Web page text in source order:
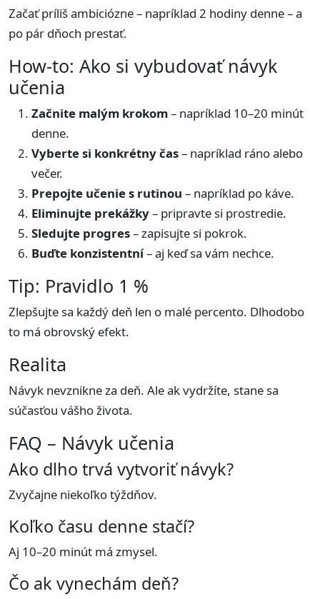
Začať príliš ambiciózne – napríklad 2 hodiny denne – a
po pár dňoch prestať.
How-to: Ako si vybudovať návyk
učenia
Začnite malým krokom– napríklad 10–20 minút
denne.
Vyberte si konkrétny čas– napríklad ráno alebo
večer.
Prepojte učenie s rutinou – napríklad po káve.
Eliminujte prekážky– pripravte si prostredie.
Sledujte progres– zapisujte si pokrok.
Buďte konzistentní– aj keď sa vám nechce.
Tip: Pravidlo 1 %
Zlepšujte sa každý deň len o malé percento. Dlhodobo
to má obrovský efekt.
Realita
Návyk nevznikne za deň. Ale ak vydržíte, stane sa
súčasťou vášho života.
FAQ – Návyk učenia
Ako dlho trvá vytvoriť návyk?
Zvyčajne niekoľko týždňov.
Koľko času denne stačí?
Aj 10–20 minút má zmysel.
Čo ak vynechám deň?